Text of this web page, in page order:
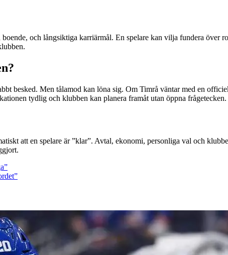
och långsiktiga karriärmål. En spelare kan vilja fundera
besked. Men tålamod kan löna sig. Om Timrå väntar med en
tydlig och klubben kan planera framåt utan öppna frågetecken.
att en spelare är ”klar”. Avtal, ekonomi, personliga val och